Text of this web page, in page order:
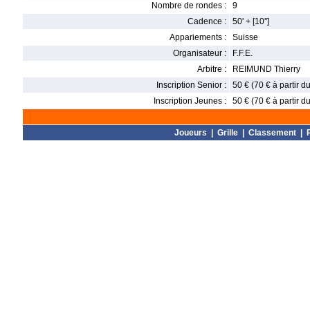
Nombre de rondes :
9
Cadence :
50' + [10'']
Appariements :
Suisse
Organisateur :
F.F.E.
Arbitre :
REIMUND Thierry
Inscription Senior :
50 € (70 € à partir
Inscription Jeunes :
50 € (70 € à partir
Joueurs Grille| Classement|